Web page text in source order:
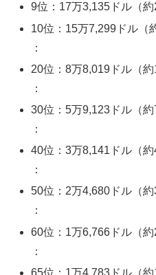
9位：17万3,135ドル（約
10位：15万7,299ドル（
：
20位：8万8,019ドル（約
：
30位：5万9,123ドル（約
：
40位：3万8,141ドル（約
：
50位：2万4,680ドル（約
：
60位：1万6,766ドル（約
：
65位：1万4,783ドル（